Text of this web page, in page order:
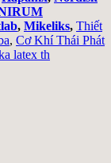
, Mikeliks, Thiết
, Cơ Khí Thái Phát
latex th